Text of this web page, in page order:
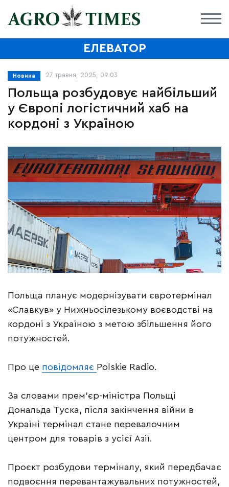
ЕЛЕВАТОР
Новина 27 травня, 2025, 09:03
Польща розбудовує найбільший
у Європі логістичний хаб на
кордоні з Україною
Польща планує модернізувати євротермінал
«Славкув» у Нижньосілезькому воєводстві на
кордоні з Україною з метою збільшення його
потужностей.
Про це повідомляє Polskie Radio.
За словами прем’єр-міністра Польщі
Дональда Туска, після закінчення війни в
Україні термінал стане перевалочним
центром для товарів з усієї Азії.
Проєкт розбудови терміналу, який передбачає
подвоєння перевантажувальних потужностей,